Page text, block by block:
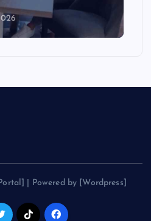
| Powered by [Wordpress]